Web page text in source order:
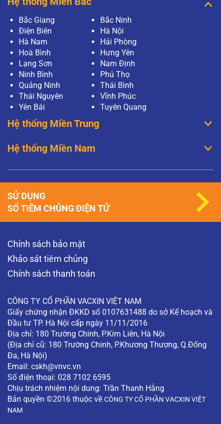
Bắc Giang
Bắc Ninh
Điện Biên
Hà Nội
Hà Nam
Hải Phòng
Hoà Bình
Hưng Yên
Lạng Sơn
Nam Định
Ninh Bình
Phú Thọ
Quảng Ninh
Thái Bình
Thái Nguyên
Vĩnh Phúc
Yên Bái
Tuyên Quang
Hệ thống Miền Trung
Hệ thống Miền Nam
Chính sách bảo mật
Khảo sát tiêm chủng
Chính sách thanh toán
CÔNG TY CỔ PHẦN VACXIN VIỆT NAM
Giấy chứng nhận ĐKKD số 0107631488 do sở Kế hoạch và
Đầu tư TP. Hà Nội cấp ngày 11/11/2016
Địa chỉ: 180 Trường Chinh, P.Kim Liên, Hà Nội
(Địa chỉ cũ: 180 Trường Chinh, P.Khương Thượng, Q.Đống
Đa, Hà Nội)
Email: cskh@vnvc.vn
Số điện thoại: 028 7102 6595
Chịu trách nhiệm nội dung: Trần Thanh Hằng
Bản quyền ©2016 thuộc về CÔNG TY CỔ PHẦN VACXIN VIỆT
NAM
SỬ DỤNG
SỔ TIÊM CHỦNG ĐIỆN TỬ